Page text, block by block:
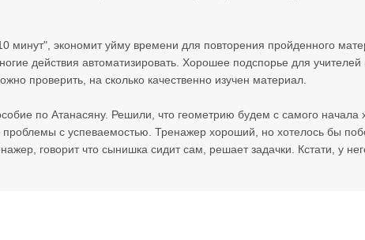
минут", экономит уйму времени для повторения пройденного
действия автоматизировать. Хорошее подспорье для
проверить, на сколько качественно изучен материал.
по Атанасяну. Решили, что геометрию будем с самого
с успеваемостью. Тренажер хороший, но хотелось бы
говорит что сынишка сидит сам, решает задачки. Кстати, у